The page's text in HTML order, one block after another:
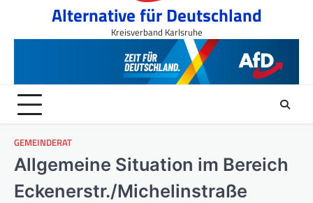
Alternative für Deutschland
Kreisverband Karlsruhe
GEMEINDERAT
Allgemeine Situation im Bereich
Eckenerstr./Michelinstraße